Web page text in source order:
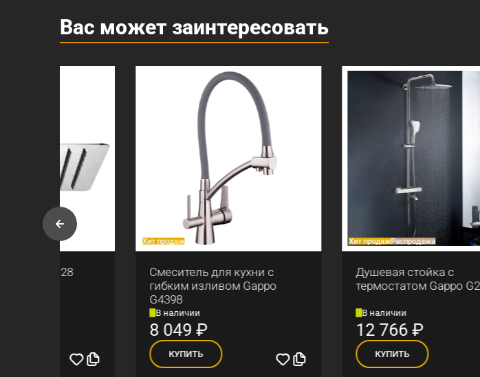
Вас может заинтересовать
Хит продаж
Смеситель для кухни с
гибким изливом Gappo
КУПИТЬ
Распродажа
Душевая стойка с
термостатом Gappo G2491
КУПИТЬ